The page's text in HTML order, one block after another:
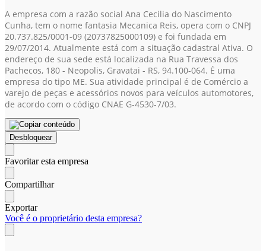
A empresa com a razão social Ana Cecilia do Nascimento
Cunha, tem o nome fantasia Mecanica Reis, opera com o CNPJ
20.737.825/0001-09 (20737825000109) e foi fundada em
29/07/2014. Atualmente está com a situação cadastral Ativa. O
endereço de sua sede está localizada na Rua Travessa dos
Pachecos, 180 - Neopolis, Gravatai - RS, 94.100-064. É uma
empresa do tipo ME. Sua atividade principal é de Comércio a
varejo de peças e acessórios novos para veículos automotores,
de acordo com o código CNAE G-4530-7/03.
Desbloquear
Favoritar esta empresa
Compartilhar
Exportar
Você é o proprietário desta empresa?